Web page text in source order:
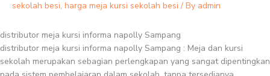
sekolah besi, harga meja kursi sekolah besi / By admin
distributor meja kursi informa napolly Sampang
distributor meja kursi informa napolly Sampang : Meja dan kursi
sekolah merupakan sebagian perlengkapan yang sangat dipentingkan